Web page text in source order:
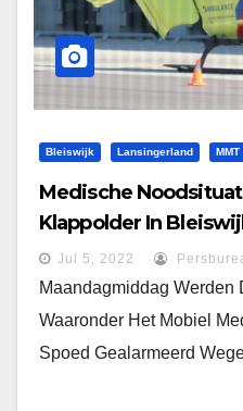
Bleiswijk Lansingerland MMT
Medische
Klappolder In
Jul 5, 2022
Maandagmiddag Werden
Waaronder Het Mobiel
Spoed Gealarmeerd